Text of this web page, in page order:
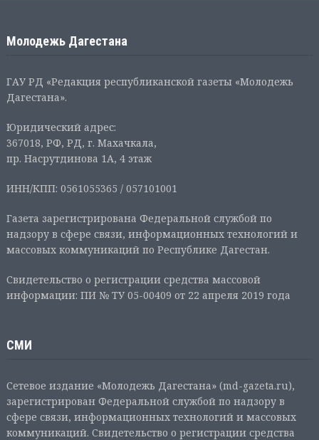
Молодежь Дагестана
ГАУ РД «Редакция республиканской газеты «Молодежь
Дагестана».
Юридический адрес:
367018, РФ, РД, г. Махачкала,
пр. Насрутдинова 1А, 4 этаж
ИНН/КПП: 0561055365 / 057101001
Газета зарегистрирована Федеральной службой по
надзору в сфере связи, информационных технологий и
массовых коммуникаций по Республике Дагестан.
Свидетельство о регистрации средства массовой
информации: ПИ № ТУ 05-00409 от 22 апреля 2019 года
СМИ
Сетевое издание «Молодежь Дагестана» (md-gazeta.ru),
зарегистрирован Федеральной службой по надзору в
сфере связи, информационных технологий и массовых
коммуникаций. Свидетельство о регистрации средства